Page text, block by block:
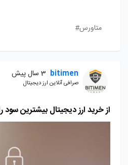
متاورس#
bitimen 3 سال پیش
صرافی آنلاین ارز دیجیتال
از خرید ارز دیجیتال بیشترین سود